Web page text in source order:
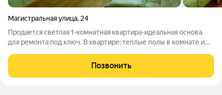
Магистральная улица, 24
Продается светлая 1-комнатная квартира-идеальная основа
для ремонта под ключ. В квартире: теплые полы в комнате и
гардеробная для хранения и зонирования. Планировка
удобная-можно сделать
Позвонить